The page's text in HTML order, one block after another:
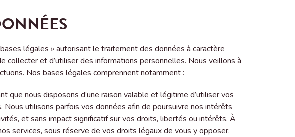
légales » autorisant le traitement des données à caractère
et d’utiliser des informations personnelles. Nous veillons à
Nos bases légales comprennent notamment :
que nous disposons d’une raison valable et légitime d’utiliser vos
utilisons parfois vos données afin de poursuivre nos intérêts
et sans impact significatif sur vos droits, libertés ou intérêts. À
services, sous réserve de vos droits légaux de vous y opposer.